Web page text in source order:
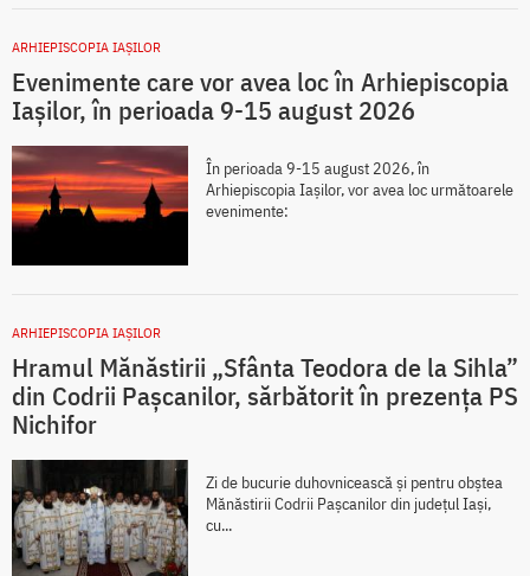
ARHIEPISCOPIA IAŞILOR
Evenimente care vor avea loc în Arhiepiscopia
Iaşilor, în perioada 9-15 august 2026
În perioada 9-15 august 2026, în
Arhiepiscopia Iaşilor, vor avea loc următoarele
evenimente:
ARHIEPISCOPIA IAŞILOR
Hramul Mănăstirii „Sfânta Teodora de la Sihla”
din Codrii Pașcanilor, sărbătorit în prezența PS
Nichifor
Zi de bucurie duhovnicească și pentru obștea
Mănăstirii Codrii Pașcanilor din județul Iași,
cu...